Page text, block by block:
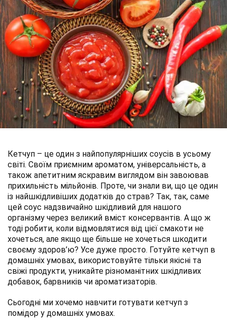
Кетчуп – це один з найпопулярніших соусів в усьому
світі. Своїм приємним ароматом, універсальність, а
також апетитним яскравим виглядом він завоював
прихильність мільйонів. Проте, чи знали ви, що це один
із найшкідливіших додатків до страв? Так, так, саме
цей соус надзвичайно шкідливий для нашого
організму через великий вміст консервантів. А що ж
тоді робити, коли відмовлятися від цієї смакоти не
хочеться, але якщо ще більше не хочеться шкодити
своєму здоров’ю? Усе дуже просто. Готуйте кетчуп в
домашніх умовах, використовуйте тільки якісні та
свіжі продукти, уникайте різноманітних шкідливих
добавок, барвників чи ароматизаторів.
Сьогодні ми хочемо навчити готувати кетчуп з
помідор у домашніх умовах.